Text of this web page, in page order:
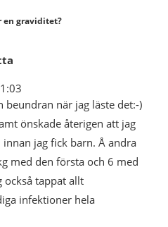
en graviditet?
beundran när jag läste det:-)
önskade återigen att jag
jag fick barn. Å andra
med den första och 6 med
också tappat allt
infektioner hela